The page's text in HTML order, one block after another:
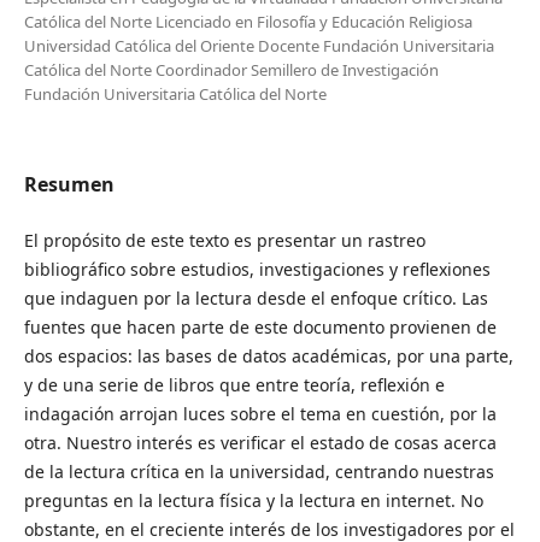
Católica del Norte Licenciado en Filosofía y Educación Religiosa
Universidad Católica del Oriente Docente Fundación Universitaria
Católica del Norte Coordinador Semillero de Investigación
Fundación Universitaria Católica del Norte
Resumen
El propósito de este texto es presentar un rastreo
bibliográfico sobre estudios, investigaciones y reflexiones
que indaguen por la lectura desde el enfoque crítico. Las
fuentes que hacen parte de este documento provienen de
dos espacios: las bases de datos académicas, por una parte,
y de una serie de libros que entre teoría, reflexión e
indagación arrojan luces sobre el tema en cuestión, por la
otra. Nuestro interés es verificar el estado de cosas acerca
de la lectura crítica en la universidad, centrando nuestras
preguntas en la lectura física y la lectura en internet. No
obstante, en el creciente interés de los investigadores por el